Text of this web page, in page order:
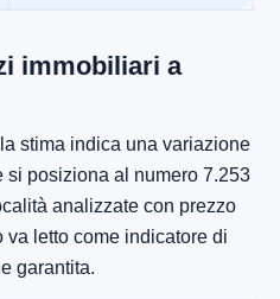
immobiliari a
stima indica una variazione
si posiziona al numero 7.253
analizzate con prezzo
va letto come indicatore di
garantita.